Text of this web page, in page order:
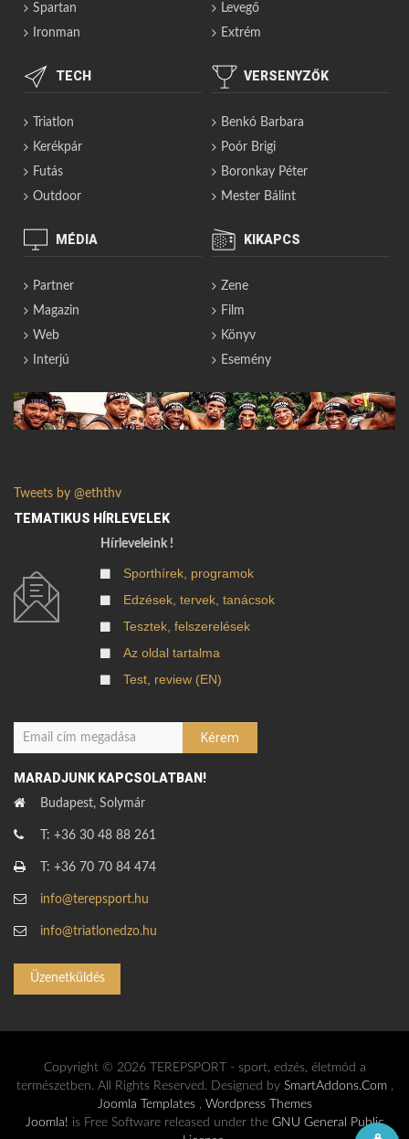
Spartan
Ironman
Levegő
Extrém
TECH
Triatlon
Kerékpár
Futás
Outdoor
VERSENYZŐK
Benkó Barbara
Poór Brigi
Boronkay Péter
Mester Bálint
MÉDIA
Partner
Magazin
Web
Interjú
KIKAPCS
Zene
Film
Könyv
Esemény
Tweets by @eththv
TEMATIKUS HÍRLEVELEK
Hírleveleink !
Sporthírek, programok
Edzések, tervek, tanácsok
Tesztek, felszerelések
Az oldal tartalma
Test, review (EN)
MARADJUNK KAPCSOLATBAN!
Budapest, Solymár
T: +36 30 48 88 261
T: +36 70 70 84 474
info@terepsport.hu
info@triatlonedzo.hu
Üzenetküldés
Copyright © 2026 TEREPSPORT - sport, edzés, életmód a
természetben. All Rights Reserved. Designed by SmartAddons.Com,
Joomla Templates, Wordpress Themes
Joomla! is Free Software released under the GNU General Public